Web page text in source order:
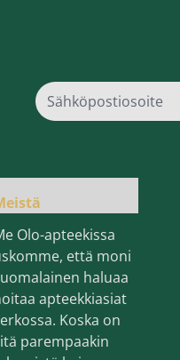
Olo-apteekissa
että moni
haluaa
apteekkiasiat
Koska on
parempaakin